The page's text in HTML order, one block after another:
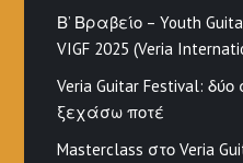
Β’ Βραβείο – Youth
VIGF 2025 (Veria
Veria Guitar Festival:
ξεχάσω ποτέ
Masterclass στο Veria